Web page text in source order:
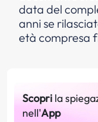
data del
anni se
età compresa
Scopri la
nell'App